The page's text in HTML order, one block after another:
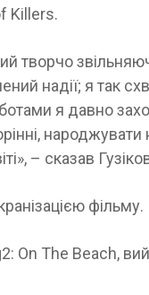
Killers.
творчо
надії; я так
я давно
народжувати
– сказав
фільму.
On The Beach,